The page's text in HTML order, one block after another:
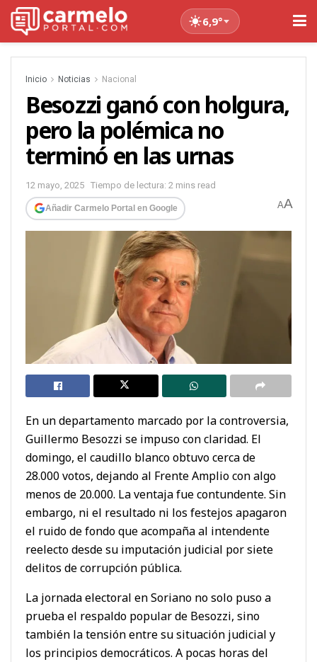
6,9°
Inicio Noticias Nacional
Besozzi ganó con holgura,
pero la polémica no
terminó en las urnas
12 mayo, 2025 Tiempo de lectura: 2 mins read
Añadir Carmelo Portal en Google AA
En un departamento marcado por la controversia,
Guillermo Besozzi se impuso con claridad. El
domingo, el caudillo blanco obtuvo cerca de
28.000 votos, dejando al Frente Amplio con algo
menos de 20.000. La ventaja fue contundente. Sin
embargo, ni el resultado ni los festejos apagaron
el ruido de fondo que acompaña al intendente
reelecto desde su imputación judicial por siete
delitos de corrupción pública.
La jornada electoral en Soriano no solo puso a
prueba el respaldo popular de Besozzi, sino
también la tensión entre su situación judicial y
los principios democráticos. A pocas horas del